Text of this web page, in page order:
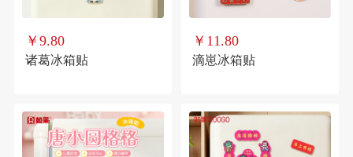
￥9.80
诸葛冰箱贴
￥11.80
滴崽冰箱贴